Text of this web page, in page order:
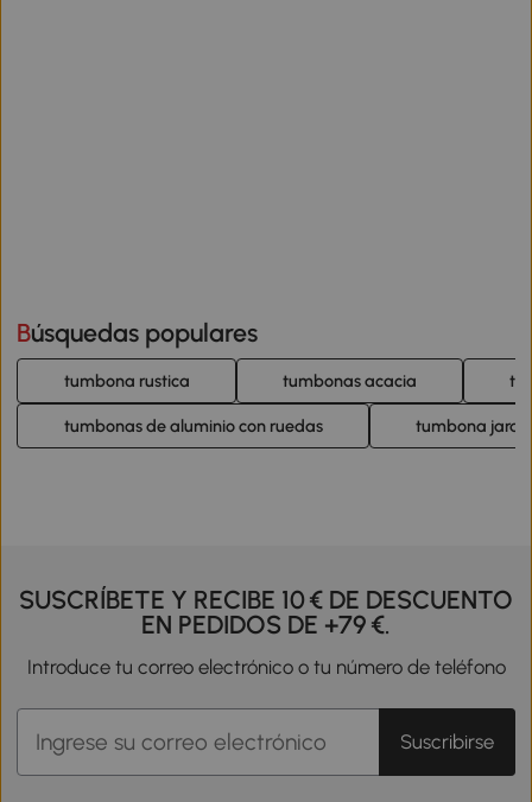
Búsquedas populares
tumbona rustica tumbonas acacia
tumbonas de aluminio con ruedas tumbona
SUSCRÍBETE Y RECIBE 10 € DE DESCUENTO
EN PEDIDOS DE +79 €.
Introduce tu correo electrónico o tu número de teléfono
Suscribirse